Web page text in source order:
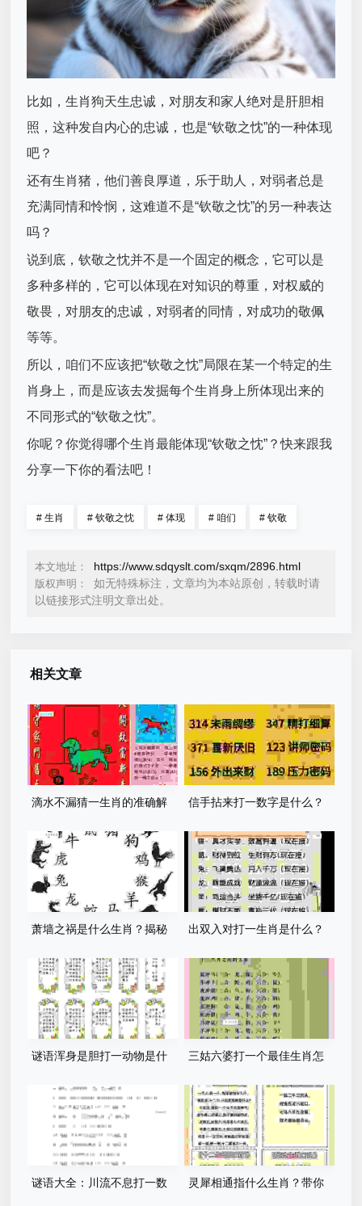
比如，生肖狗天生忠诚，对朋友和家人绝对是肝胆相
照，这种发自内心的忠诚，也是“钦敬之忱”的一种体现
吧？
还有生肖猪，他们善良厚道，乐于助人，对弱者总是
充满同情和怜悯，这难道不是“钦敬之忱”的另一种表达
吗？
说到底，钦敬之忱并不是一个固定的概念，它可以是
多种多样的，它可以体现在对知识的尊重，对权威的
敬畏，对朋友的忠诚，对弱者的同情，对成功的敬佩
等等。
所以，咱们不应该把“钦敬之忱”局限在某一个特定的生
肖身上，而是应该去发掘每个生肖身上所体现出来的
不同形式的“钦敬之忱”。
你呢？你觉得哪个生肖最能体现“钦敬之忱”？快来跟我
分享一下你的看法吧！
# 生肖 # 钦敬之忱 # 体现 # 咱们 # 钦敬
本文地址： https://www.sdqyslt.com/sxqm/2896.html
版权声明：
如无特殊标注，文章均为本站原创，转载时请
以链接形式注明文章出处。
相关文章
滴水不漏猜一生肖的准确解
信手拈来打一数字是什么？
萧墙之祸是什么生肖？揭秘
出双入对打一生肖是什么？
谜语浑身是胆打一动物是什
三姑六婆打一个最佳生肖怎
谜语大全：川流不息打一数
灵犀相通指什么生肖？带你